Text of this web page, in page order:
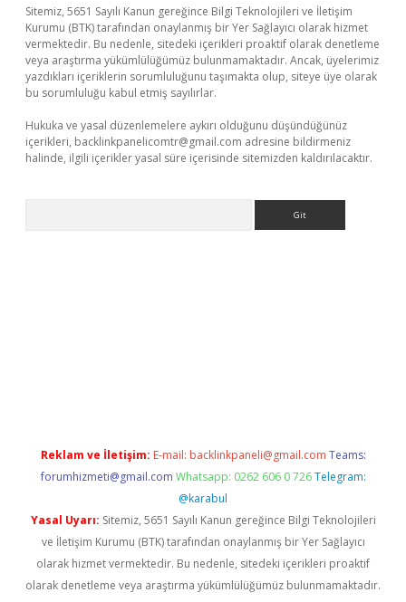
Sitemiz, 5651 Sayılı Kanun gereğince Bilgi Teknolojileri ve İletişim
Kurumu (BTK) tarafından onaylanmış bir Yer Sağlayıcı olarak hizmet
vermektedir. Bu nedenle, sitedeki içerikleri proaktif olarak denetleme
veya araştırma yükümlülüğümüz bulunmamaktadır. Ancak, üyelerimiz
yazdıkları içeriklerin sorumluluğunu taşımakta olup, siteye üye olarak
bu sorumluluğu kabul etmiş sayılırlar.
Hukuka ve yasal düzenlemelere aykırı olduğunu düşündüğünüz
içerikleri, backlinkpanelicomtr@gmail.com adresine bildirmeniz
halinde, ilgili içerikler yasal süre içerisinde sitemizden kaldırılacaktır.
Reklam ve İletişim: E-mail: backlinkpaneli@gmail.com Teams:
forumhizmeti@gmail.com Whatsapp: 0262 606 0 726 Telegram:
@karabul
Yasal Uyarı: Sitemiz, 5651 Sayılı Kanun gereğince Bilgi Teknolojileri
ve İletişim Kurumu (BTK) tarafından onaylanmış bir Yer Sağlayıcı
olarak hizmet vermektedir. Bu nedenle, sitedeki içerikleri proaktif
olarak denetleme veya araştırma yükümlülüğümüz bulunmamaktadır.